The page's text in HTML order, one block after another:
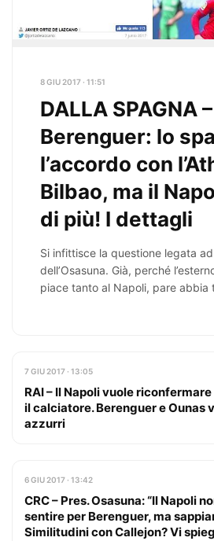
8 GIU 2017 · 11:51
DALLA SPAGNA
Berenguer: lo
l’accordo con
Bilbao, ma il
di più! I dettagli
Si infittisce la questione legata
dell’Osasuna. Già, perché
piace tanto al Napoli, pare abbia
7 GIU 2017 · 13:05
RAI – Il Napoli vuole
il calciatore. Berenguer e Ounas
azzurri
6 GIU 2017 · 13:42
CRC – Pres. Osasuna: “Il Napoli
sentire per Berenguer, ma
Similitudini con Callejon? Vi